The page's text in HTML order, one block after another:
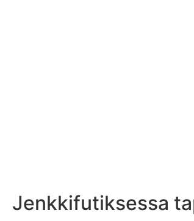
Jenkkifutiksessa